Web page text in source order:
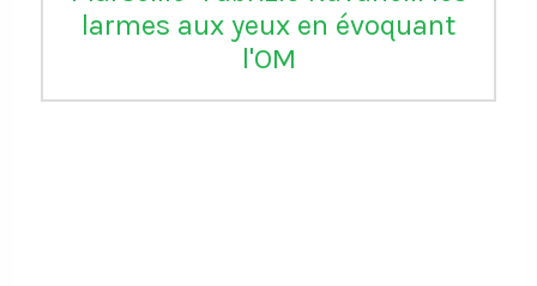
larmes aux yeux en évoquant
l'OM